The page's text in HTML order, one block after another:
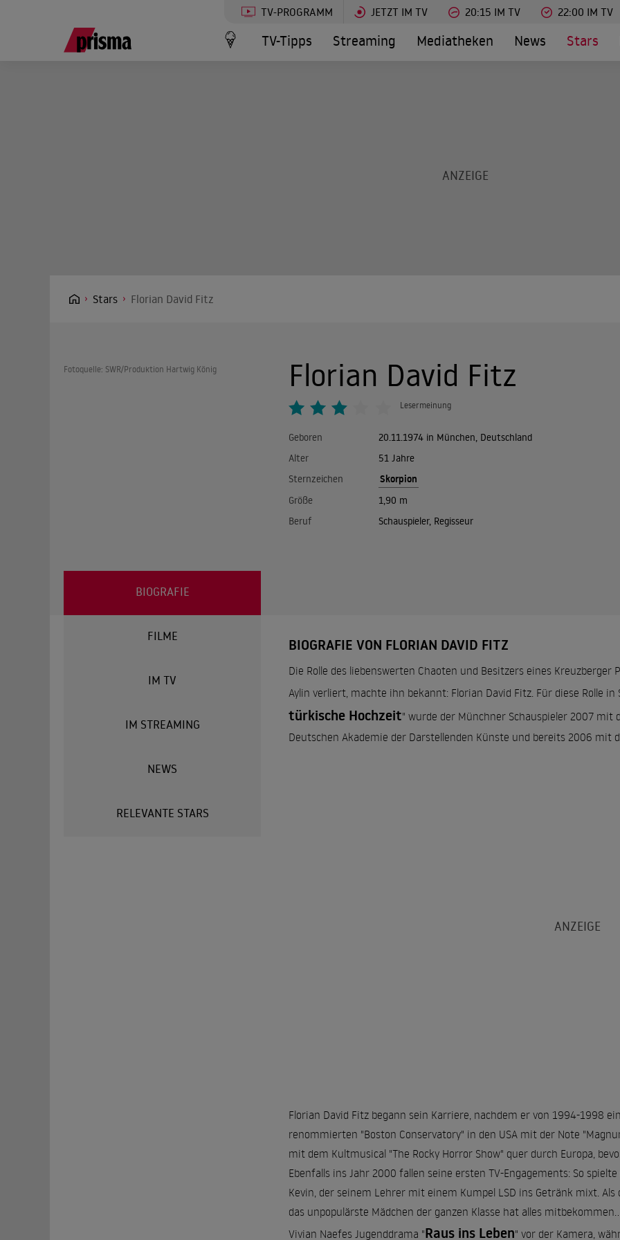
TV-PROGRAMM JETZT IM TV 20:15 IM TV 22:00 IM TV
TV-Tipps Streaming Mediatheken News Stars
Stars Florian David Fitz
Fotoquelle: SWR/Produktion Hartwig König Florian David Fitz
Lesermeinung
Geboren
20.11.1974 in München, Deutschland
Alter
51 Jahre
Sternzeichen
Skorpion
Größe
1,90 m
Beruf
Schauspieler, Regisseur
BIOGRAFIE
FILME
IM TV
IM STREAMING
NEWS
RELEVANTE STARS
BIOGRAFIE VON FLORIAN DAVID FITZ
Die Rolle des liebenswerten Chaoten und Besitzers eines
Aylin verliert, machte ihn bekannt: Florian David Fitz. Für diese Rolle in
türkische Hochzeit" wurde der Münchner Schauspieler 2007
Deutschen Akademie der Darstellenden Künste und bereits 2006 mit
Florian David Fitz begann sein Karriere, nachdem er von 1994-1998
renommierten "Boston Conservatory" in den USA mit der Note
mit dem Kultmusical "The Rocky Horror Show" quer durch Europa,
Ebenfalls ins Jahr 2000 fallen seine ersten TV-Engagements: So
Kevin, der seinem Lehrer mit einem Kumpel LSD ins Getränk mixt.
das unpopulärste Mädchen der ganzen Klasse hat alles
Vivian Naefes Jugenddrama "Raus ins Leben" vor der Kamera,